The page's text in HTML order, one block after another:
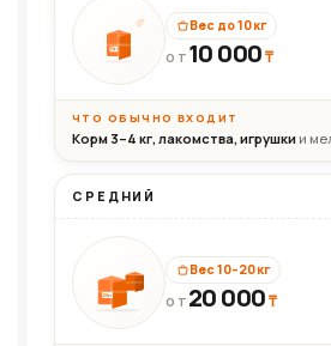
10кг
Вес до 10 кг
ОТ 10 000₸
ЧТО ОБЫЧНО ВХОДИТ
Корм 3–4 кг, лакомства, игрушки и
СРЕДНИЙ
20кг
Вес 10–20 кг
ОТ 20 000₸